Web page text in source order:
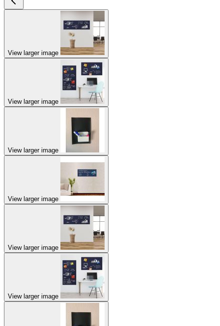
View larger image
View larger image
View larger image
View larger image
View larger image
View larger image